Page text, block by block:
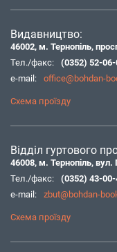
Видавництво:
46002, м. Тернопіль,
Тел./факс:
(0352) 52-06-
e-mail:
office@bohdan-
Схема проїзду
Відділ гуртового
46008, м. Тернопіль, вул.
Тел./факс:
(0352) 43-00-
e-mail:
zbut@bohdan-
Схема проїзду